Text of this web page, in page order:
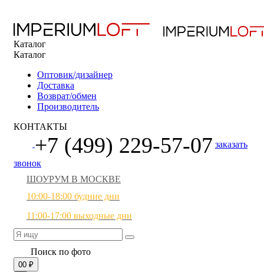
Каталог
Каталог
Оптовик/дизайнер
Доставка
Возврат/обмен
Производитель
КОНТАКТЫ
+7 (499) 229-57-07 заказать
звонок
ШОУРУМ В МОСКВЕ
10:00-18:00 будние дни
11:00-17:00 выходные дни
Поиск по фото
00 ₽